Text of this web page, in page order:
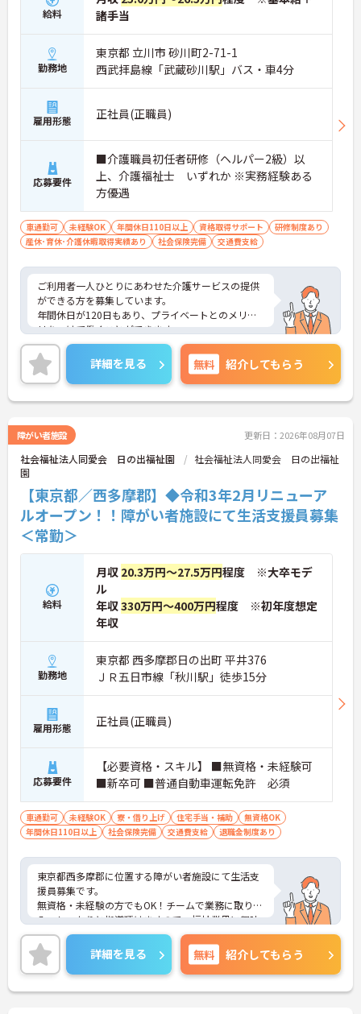
給料
諸手当
勤務地
東京都 立川市 砂川町2-71-1
西武拝島線「武蔵砂川駅」バス・車4分
雇用形態 正社員(正職員)
応募要件
■介護職員初任者研修（ヘルパー2級）以
上、介護福祉士 いずれか ※実務経験ある
方優遇
車通勤可 未経験OK 年間休日110日以上 資格取得サポート
研修制度あり
産休･育休･介護休暇取得実績あり
社会保険完備 交通費支給
ご利用者一人ひとりにあわせた介護サービスの提供
ができる方を募集しています。
年間休日が120日もあり、プライベートとのメリハ
リをつけて働くことができます。
ご興味のある方には、面接対策ポイントなど、さら
に詳細をお話しいたしますのでお気軽にご相談くだ
さい！
詳細を見る 無料 紹介してもらう
障がい者施設 更新日：2026年08月07日
社会福祉法人同愛会 日の出福祉園
社会福祉法人同愛会 日の出福祉
園
【東京都／西多摩郡】◆令和3年2月リニューア
ルオープン！！障がい者施設にて生活支援員募集
＜常勤＞
給料
月収 20.3万円～27.5万円程度 ※大卒モデ
ル
年収330万円～400万円程度 ※初年度想定
年収
勤務地
東京都 西多摩郡日の出町 平井376
ＪＲ五日市線「秋川駅」徒歩15分
雇用形態 正社員(正職員)
応募要件
【必要資格・スキル】 ■無資格・未経験可
■新卒可 ■普通自動車運転免許 必須
車通勤可 未経験OK 寮・借り上げ 住宅手当・補助
無資格OK
年間休日110日以上
社会保険完備 交通費支給 退職金制度あり
東京都西多摩郡に位置する障がい者施設にて生活支
援員募集です。
無資格・未経験の方でもOK！チームで業務に取り組
み、しっかりと指導頂けますので、福祉業界に興味
のある方なら誰でも安心してお仕事を始められます
♪
ご興味のある方には、面接対策ポイントなど、さら
に詳細をお話いたしますので、お気軽にご相談くだ
さい。
詳細を見る 無料 紹介してもらう